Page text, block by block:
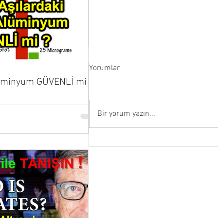
Yorumlar
Bir yorum yazın...
GÜVENLİ mi ?